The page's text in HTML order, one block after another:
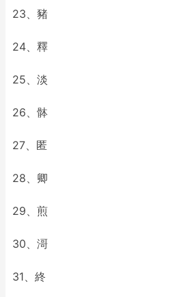
23、豬
24、釋
25、淡
26、骵
27、匿
28、卿
29、煎
30、滒
31、終